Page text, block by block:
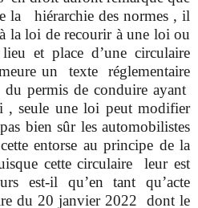
la hiérarchie des normes , il
la loi de recourir à une loi ou
et place d’une circulaire
un texte réglementaire
permis de conduire ayant
, seule une loi peut modifier
bien sûr les automobilistes
entorse au principe de la
cette circulaire leur est
est-il qu’en tant qu’acte
du 20 janvier 2022 dont le